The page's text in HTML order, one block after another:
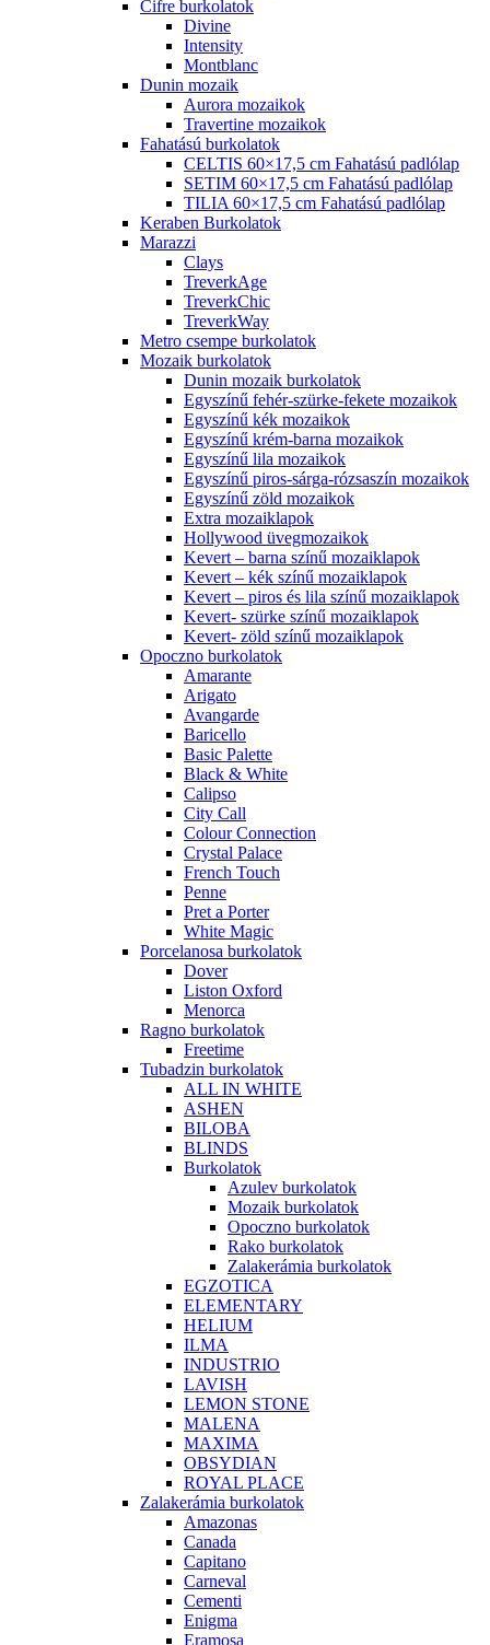
Cifre burkolatok
Divine
Intensity
Montblanc
Dunin mozaik
Aurora mozaikok
Travertine mozaikok
Fahatású burkolatok
CELTIS 60×17,5 cm Fahatású padlólap
SETIM 60×17,5 cm Fahatású padlólap
TILIA 60×17,5 cm Fahatású padlólap
Keraben Burkolatok
Marazzi
Clays
TreverkAge
TreverkChic
TreverkWay
Metro csempe burkolatok
Mozaik burkolatok
Dunin mozaik burkolatok
Egyszínű fehér-szürke-fekete mozaikok
Egyszínű kék mozaikok
Egyszínű krém-barna mozaikok
Egyszínű lila mozaikok
Egyszínű piros-sárga-rózsaszín mozaikok
Egyszínű zöld mozaikok
Extra mozaiklapok
Hollywood üvegmozaikok
Kevert – barna színű mozaiklapok
Kevert – kék színű mozaiklapok
Kevert – piros és lila színű mozaiklapok
Kevert- szürke színű mozaiklapok
Kevert- zöld színű mozaiklapok
Opoczno burkolatok
Amarante
Arigato
Avangarde
Baricello
Basic Palette
Black & White
Calipso
City Call
Colour Connection
Crystal Palace
French Touch
Penne
Pret a Porter
White Magic
Porcelanosa burkolatok
Dover
Liston Oxford
Menorca
Ragno burkolatok
Freetime
Tubadzin burkolatok
ALL IN WHITE
ASHEN
BILOBA
BLINDS
Burkolatok
Azulev burkolatok
Mozaik burkolatok
Opoczno burkolatok
Rako burkolatok
Zalakerámia burkolatok
EGZOTICA
ELEMENTARY
HELIUM
ILMA
INDUSTRIO
LAVISH
LEMON STONE
MALENA
MAXIMA
OBSYDIAN
ROYAL PLACE
Zalakerámia burkolatok
Amazonas
Canada
Capitano
Carneval
Cementi
Enigma
Eramosa